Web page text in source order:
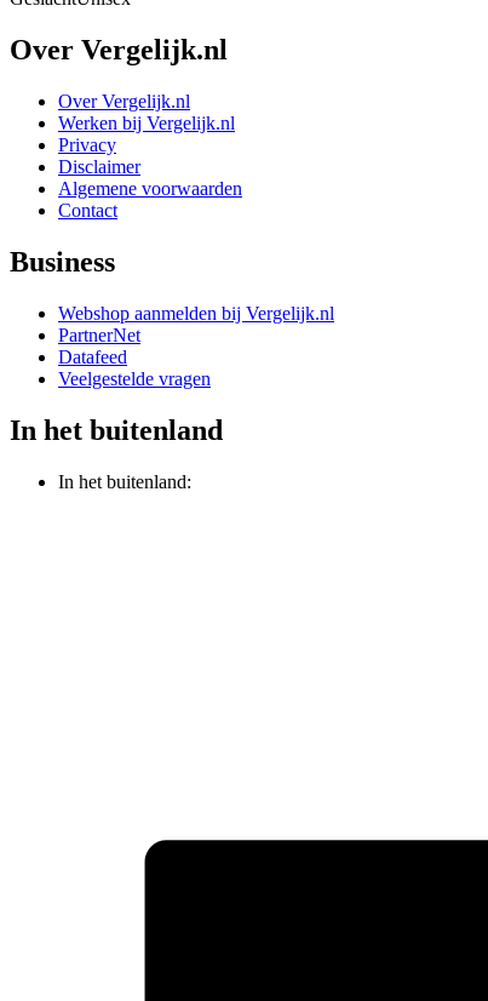
Over Vergelijk.nl
Over Vergelijk.nl
Werken bij Vergelijk.nl
Privacy
Disclaimer
Algemene voorwaarden
Contact
Business
Webshop aanmelden bij Vergelijk.nl
PartnerNet
Datafeed
Veelgestelde vragen
In het buitenland
In het buitenland: